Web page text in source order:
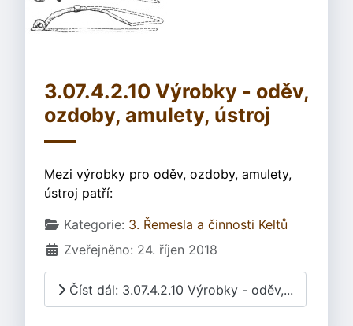
3.07.4.2.10 Výrobky - oděv,
ozdoby, amulety, ústroj
Mezi výrobky pro oděv, ozdoby, amulety,
ústroj patří:
Základní údaje
Kategorie: 3. Řemesla a činnosti Keltů
Zveřejněno: 24. říjen 2018
Číst dál: 3.07.4.2.10 Výrobky - oděv,...